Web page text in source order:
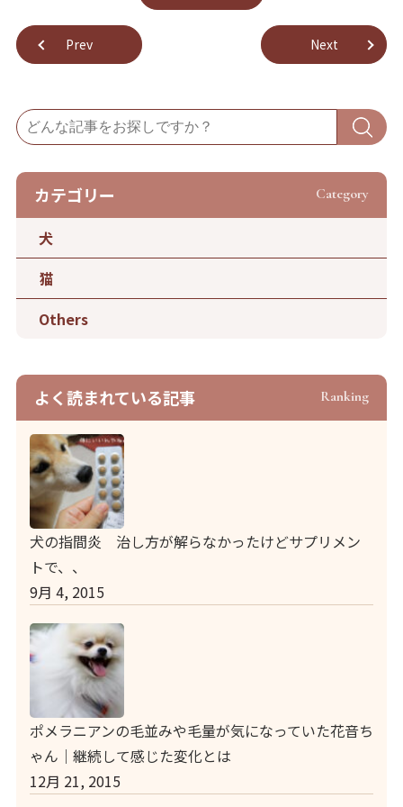
Prev Next
カテゴリー Category
犬
猫
Others
よく読まれている記事 Ranking
犬の指間炎 治し方が解らなかったけどサプリメン
トで、、
9月 4, 2015
ポメラニアンの毛並みや毛量が気になっていた花音ち
ゃん｜継続して感じた変化とは
12月 21, 2015